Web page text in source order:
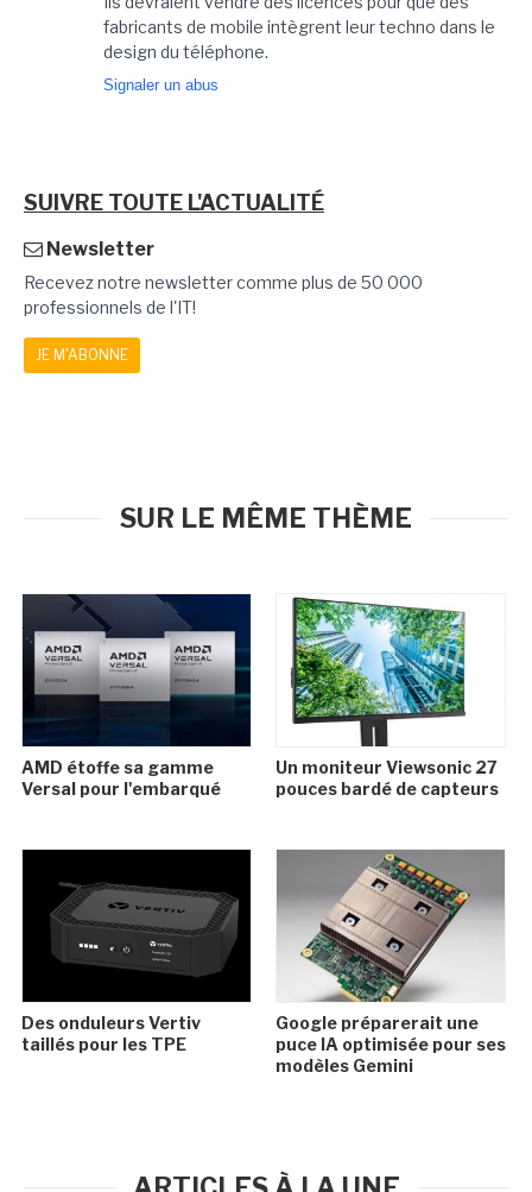
fabricants de mobile intègrent leur techno dans le
design du téléphone.
Signaler un abus
SUIVRE TOUTE L'ACTUALITÉ
Newsletter
Recevez notre newsletter comme plus de 50 000
professionnels de l'IT!
JE M'ABONNE
SUR LE MÊME THÈME
AMD étoffe sa gamme
Versal pour l'embarqué
Un moniteur Viewsonic 27
pouces bardé de capteurs
Des onduleurs Vertiv
taillés pour les TPE
Google préparerait une
puce IA optimisée pour ses
modèles Gemini